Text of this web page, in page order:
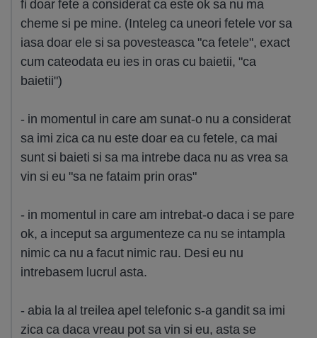
fi doar fete a considerat ca este ok sa nu ma
cheme si pe mine. (Inteleg ca uneori fetele vor sa
iasa doar ele si sa povesteasca "ca fetele", exact
cum cateodata eu ies in oras cu baietii, "ca
baietii")
- in momentul in care am sunat-o nu a considerat
sa imi zica ca nu este doar ea cu fetele, ca mai
sunt si baieti si sa ma intrebe daca nu as vrea sa
vin si eu "sa ne fataim prin oras"
- in momentul in care am intrebat-o daca i se pare
ok, a inceput sa argumenteze ca nu se intampla
nimic ca nu a facut nimic rau. Desi eu nu
intrebasem lucrul asta.
- abia la al treilea apel telefonic s-a gandit sa imi
zica ca daca vreau pot sa vin si eu, asta se